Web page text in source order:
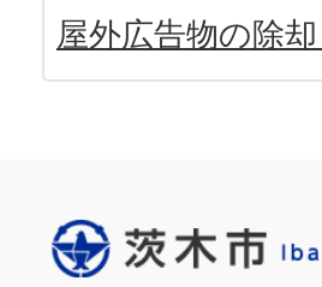
屋外広告物の除